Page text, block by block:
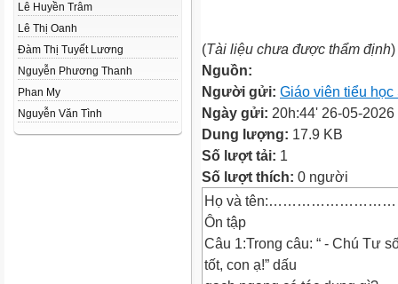
Lê Huyền Trâm
Lê Thị Oanh
Đàm Thị Tuyết Lương
Nguyễn Phương Thanh
Phan My
Nguyễn Văn Tình
(Tài liệu chưa được thẩm định)
Nguồn:
Người gửi: Giáo viên tiểu
Ngày gửi: 20h:44' 26-05-2026
Dung lượng: 17.9 KB
Số lượt tải: 1
Số lượt thích: 0 người
Họ và
Ôn tập
Câu 1:Trong câu: “ - Chú Tư
tốt, con ạ!” dấu